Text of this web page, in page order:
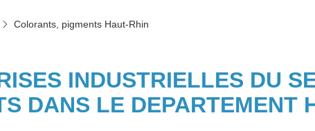
Colorants, pigments Haut-Rhin
INDUSTRIELLES DU
DANS LE DEPARTEMENT